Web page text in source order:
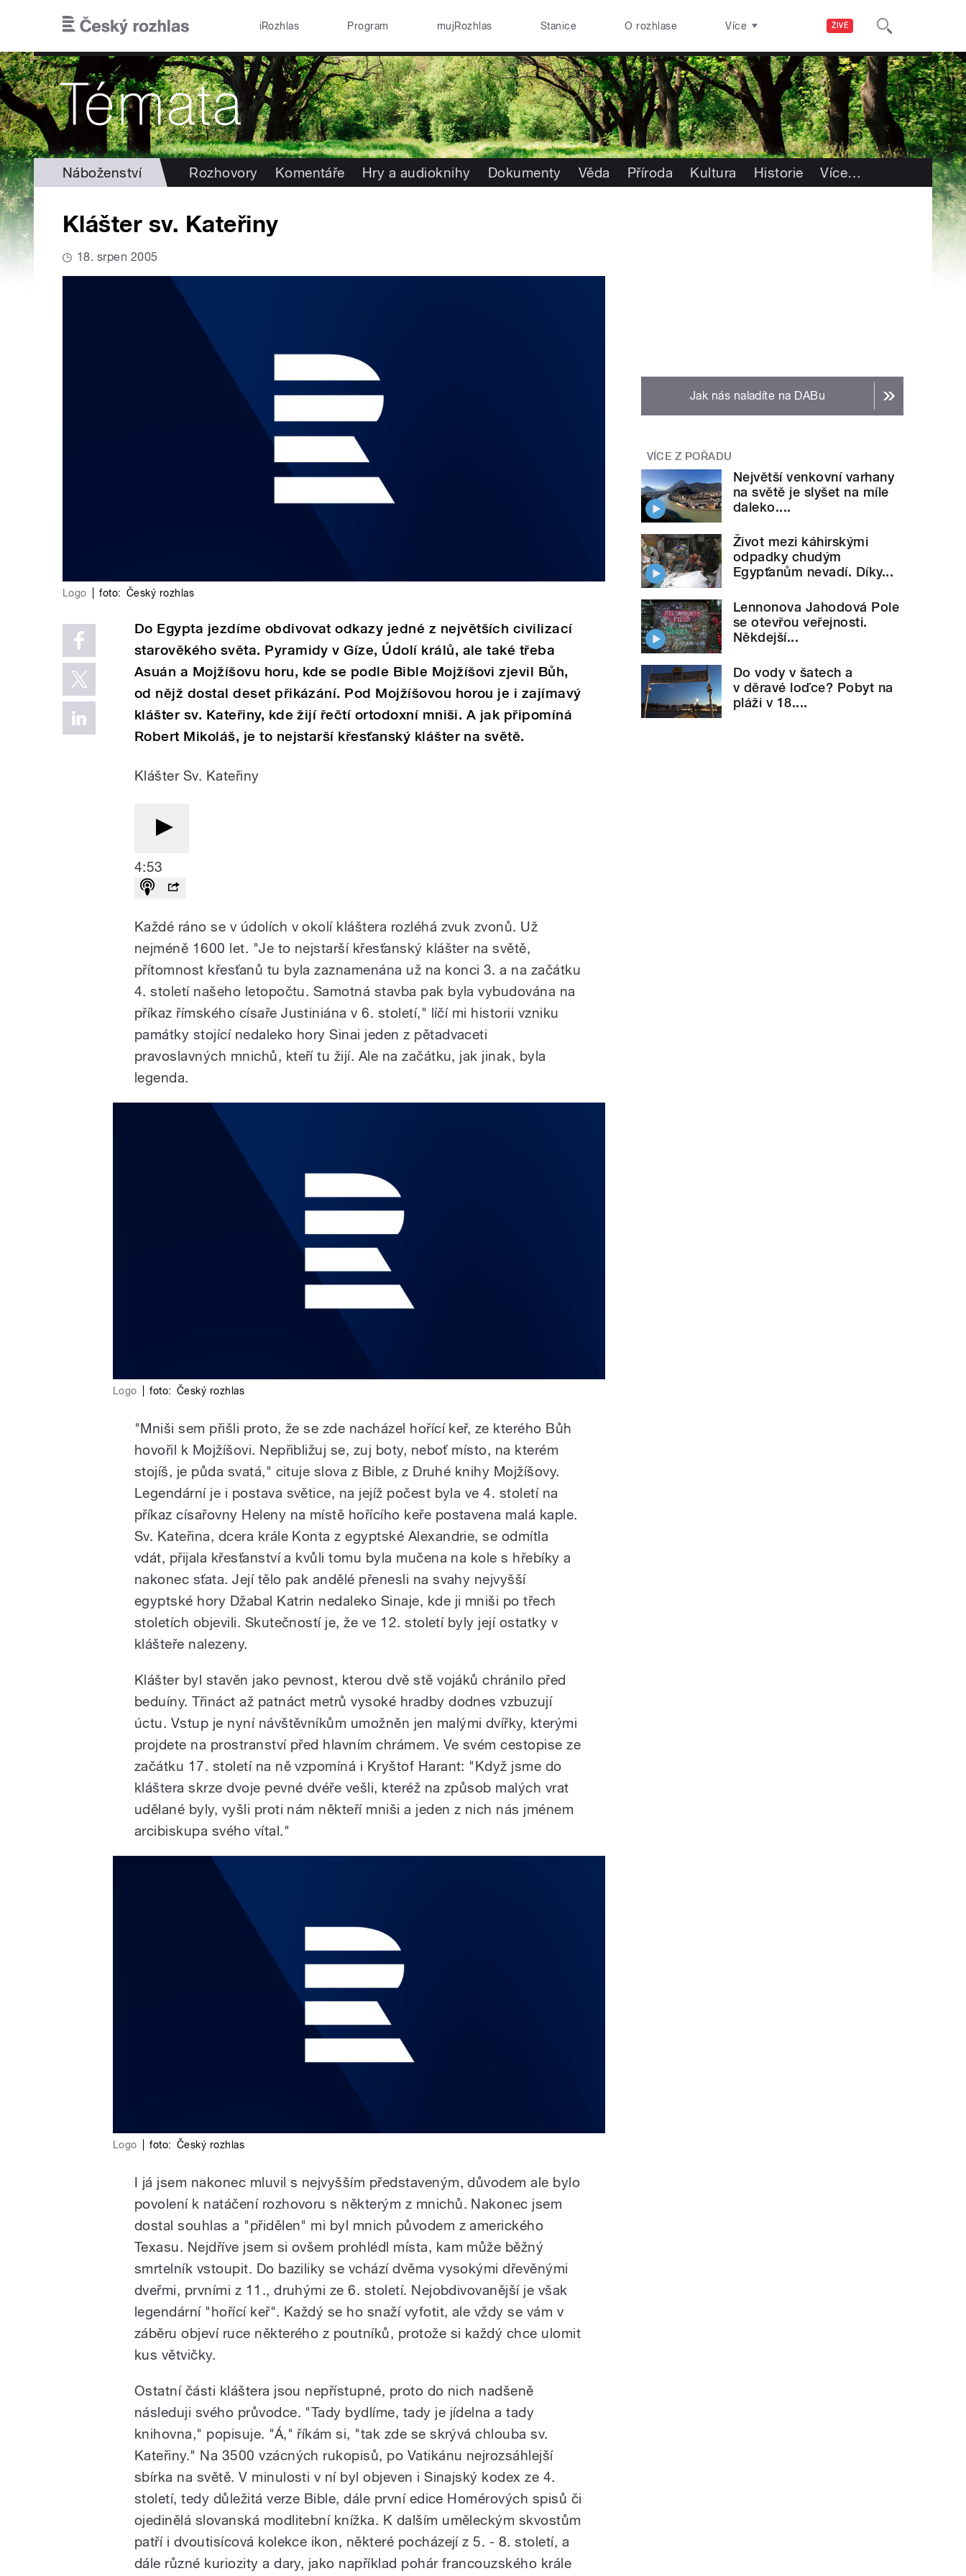
ŽIVĚ
iRozhlas Program mujRozhlas Stanice O rozhlase Více
Náboženství Rozhovory Komentáře Hry a audioknihy Dokumenty Věda Příroda Kultura Historie Více…
Klášter sv. Kateřiny
18. srpen 2005
Logo foto: Český rozhlas
Do Egypta jezdíme obdivovat odkazy jedné z největších civilizací
starověkého světa. Pyramidy v Gíze, Údolí králů, ale také třeba
Asuán a Mojžíšovu horu, kde se podle Bible Mojžíšovi zjevil Bůh,
od nějž dostal deset přikázání. Pod Mojžíšovou horou je i zajímavý
klášter sv. Kateřiny, kde žijí řečtí ortodoxní mniši. A jak připomíná
Robert Mikoláš, je to nejstarší křesťanský klášter na světě.
Klášter Sv. Kateřiny
4:53
Každé ráno se v údolích v okolí kláštera rozléhá zvuk zvonů. Už
nejméně 1600 let. "Je to nejstarší křesťanský klášter na světě,
přítomnost křesťanů tu byla zaznamenána už na konci 3. a na začátku
4. století našeho letopočtu. Samotná stavba pak byla vybudována na
příkaz římského císaře Justiniána v 6. století," líčí mi historii vzniku
památky stojící nedaleko hory Sinai jeden z pětadvaceti
pravoslavných mnichů, kteří tu žijí. Ale na začátku, jak jinak, byla
legenda.
Logo foto: Český rozhlas
"Mniši sem přišli proto, že se zde nacházel hořící keř, ze kterého Bůh
hovořil k Mojžíšovi. Nepřibližuj se, zuj boty, neboť místo, na kterém
stojíš, je půda svatá," cituje slova z Bible, z Druhé knihy Mojžíšovy.
Legendární je i postava světice, na jejíž počest byla ve 4. století na
příkaz císařovny Heleny na místě hořícího keře postavena malá kaple.
Sv. Kateřina, dcera krále Konta z egyptské Alexandrie, se odmítla
vdát, přijala křesťanství a kvůli tomu byla mučena na kole s hřebíky a
nakonec sťata. Její tělo pak andělé přenesli na svahy nejvyšší
egyptské hory Džabal Katrin nedaleko Sinaje, kde ji mniši po třech
stoletích objevili. Skutečností je, že ve 12. století byly její ostatky v
klášteře nalezeny.
Klášter byl stavěn jako pevnost, kterou dvě stě vojáků chránilo před
beduíny. Třináct až patnáct metrů vysoké hradby dodnes vzbuzují
úctu. Vstup je nyní návštěvníkům umožněn jen malými dvířky, kterými
projdete na prostranství před hlavním chrámem. Ve svém cestopise ze
začátku 17. století na ně vzpomíná i Kryštof Harant: "Když jsme do
kláštera skrze dvoje pevné dvéře vešli, kteréž na způsob malých vrat
udělané byly, vyšli proti nám někteří mniši a jeden z nich nás jménem
arcibiskupa svého vítal."
Logo foto: Český rozhlas
I já jsem nakonec mluvil s nejvyšším představeným, důvodem ale bylo
povolení k natáčení rozhovoru s některým z mnichů. Nakonec jsem
dostal souhlas a "přidělen" mi byl mnich původem z amerického
Texasu. Nejdříve jsem si ovšem prohlédl místa, kam může běžný
smrtelník vstoupit. Do baziliky se vchází dvěma vysokými dřevěnými
dveřmi, prvními z 11., druhými ze 6. století. Nejobdivovanější je však
legendární "hořící keř". Každý se ho snaží vyfotit, ale vždy se vám v
záběru objeví ruce některého z poutníků, protože si každý chce ulomit
kus větvičky.
Ostatní části kláštera jsou nepřístupné, proto do nich nadšeně
následuji svého průvodce. "Tady bydlíme, tady je jídelna a tady
knihovna," popisuje. "Á," říkám si, "tak zde se skrývá chlouba sv.
Kateřiny." Na 3500 vzácných rukopisů, po Vatikánu nejrozsáhlejší
sbírka na světě. V minulosti v ní byl objeven i Sinajský kodex ze 4.
století, tedy důležitá verze Bible, dále první edice Homérových spisů či
ojedinělá slovanská modlitební knížka. K dalším uměleckým skvostům
patří i dvoutisícová kolekce ikon, některé pocházejí z 5. - 8. století, a
dále různé kuriozity a dary, jako například pohár francouzského krále
Jak nás naladíte na DABu
VÍCE Z POŘADU
Největší venkovní varhany
na světě je slyšet na míle
daleko....
Život mezi káhirskými
odpadky chudým
Egypťanům nevadí. Díky...
Lennonova Jahodová Pole
se otevřou veřejnosti.
Někdejší...
Do vody v šatech a
v děravé loďce? Pobyt na
pláži v 18....